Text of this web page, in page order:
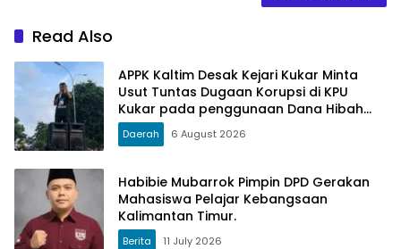
Read Also
APPK Kaltim Desak Kejari Kukar Minta
Usut Tuntas Dugaan Korupsi di KPU
Kukar pada penggunaan Dana Hibah
PSU Kukar Tahun 2025
Daerah 6 August 2026
Habibie Mubarrok Pimpin DPD Gerakan
Mahasiswa Pelajar Kebangsaan
Kalimantan Timur.
Berita 11 July 2026